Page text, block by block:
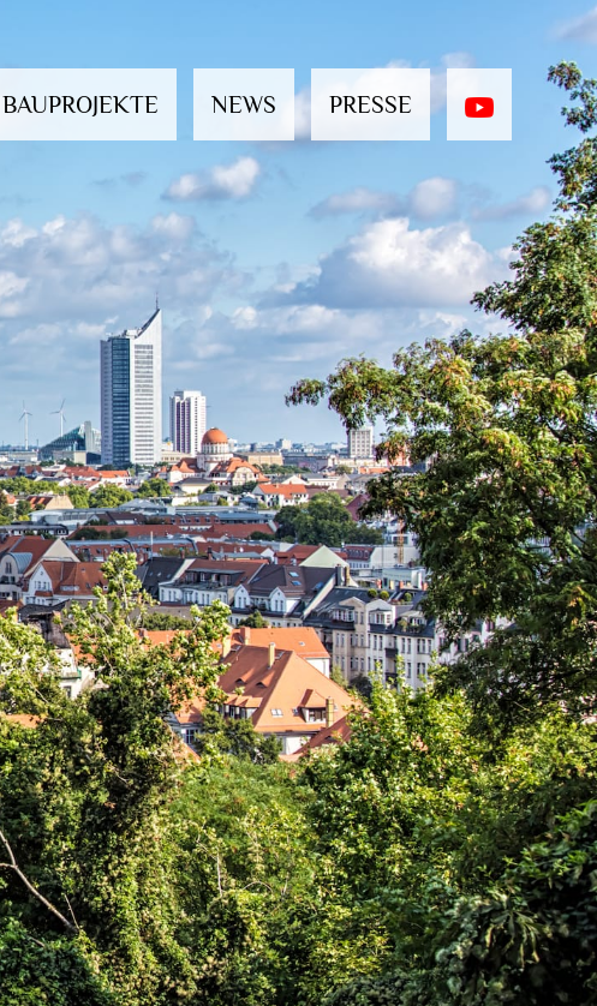
BAUPROJEKTE NEWS PRESSE